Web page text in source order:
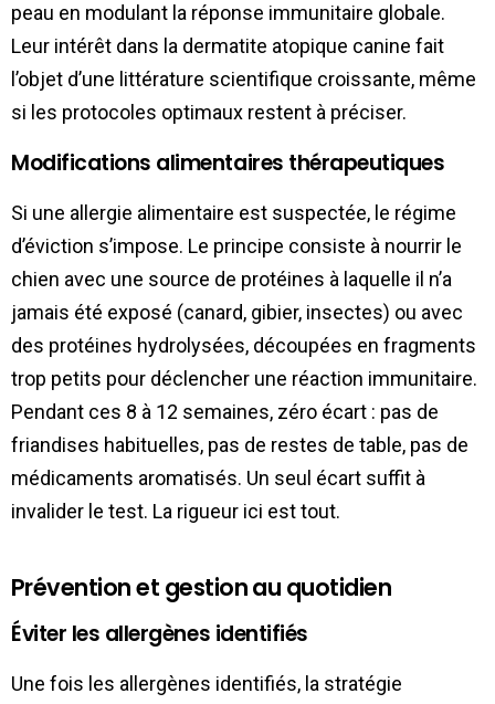
peau en modulant la réponse immunitaire globale.
Leur intérêt dans la dermatite atopique canine fait
l’objet d’une littérature scientifique croissante, même
si les protocoles optimaux restent à préciser.
Modifications alimentaires thérapeutiques
Si une allergie alimentaire est suspectée, le régime
d’éviction s’impose. Le principe consiste à nourrir le
chien avec une source de protéines à laquelle il n’a
jamais été exposé (canard, gibier, insectes) ou avec
des protéines hydrolysées, découpées en fragments
trop petits pour déclencher une réaction immunitaire.
Pendant ces 8 à 12 semaines, zéro écart : pas de
friandises habituelles, pas de restes de table, pas de
médicaments aromatisés. Un seul écart suffit à
invalider le test. La rigueur ici est tout.
Prévention et gestion au quotidien
Éviter les allergènes identifiés
Une fois les allergènes identifiés, la stratégie